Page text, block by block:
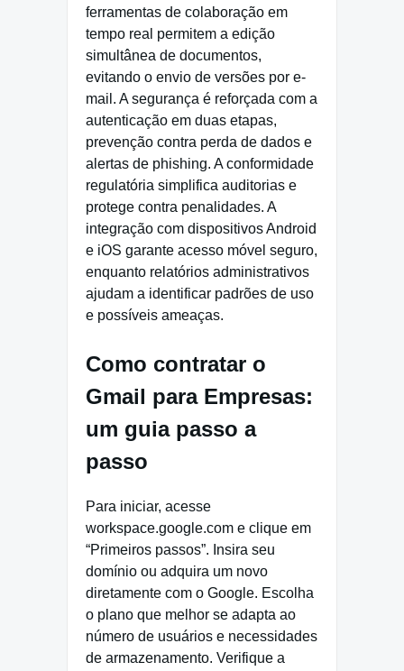
ferramentas de colaboração em
tempo real permitem a edição
simultânea de documentos,
evitando o envio de versões por e-
mail. A segurança é reforçada com a
autenticação em duas etapas,
prevenção contra perda de dados e
alertas de phishing. A conformidade
regulatória simplifica auditorias e
protege contra penalidades. A
integração com dispositivos Android
e iOS garante acesso móvel seguro,
enquanto relatórios administrativos
ajudam a identificar padrões de uso
e possíveis ameaças.
Como contratar o
Gmail para Empresas:
um guia passo a
passo
Para iniciar, acesse
workspace.google.com e clique em
“Primeiros passos”. Insira seu
domínio ou adquira um novo
diretamente com o Google. Escolha
o plano que melhor se adapta ao
número de usuários e necessidades
de armazenamento. Verifique a